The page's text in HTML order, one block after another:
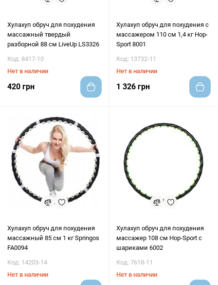
Хулахуп обруч для похудения
массажный твердый
разборной 88 см LiveUp LS3326
Код: 8417-10
Нет в наличии
420 грн
Хулахуп обруч для похудения с
массажером 110 см 1,4 кг Hop-
Sport 8001
Код: 13732-11
Нет в наличии
1 326 грн
Хулахуп обруч для похудения
массажный 85 см 1 кг Springos
FA0094
Код: 14203-14
Нет в наличии
Хулахуп обруч для похудения
массажер 108 см Hop-Sport с
шариками 6002
Код: 7618-11
Нет в наличии